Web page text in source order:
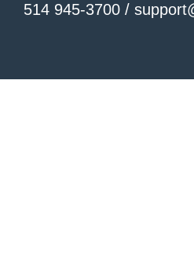
514 945-3700 /